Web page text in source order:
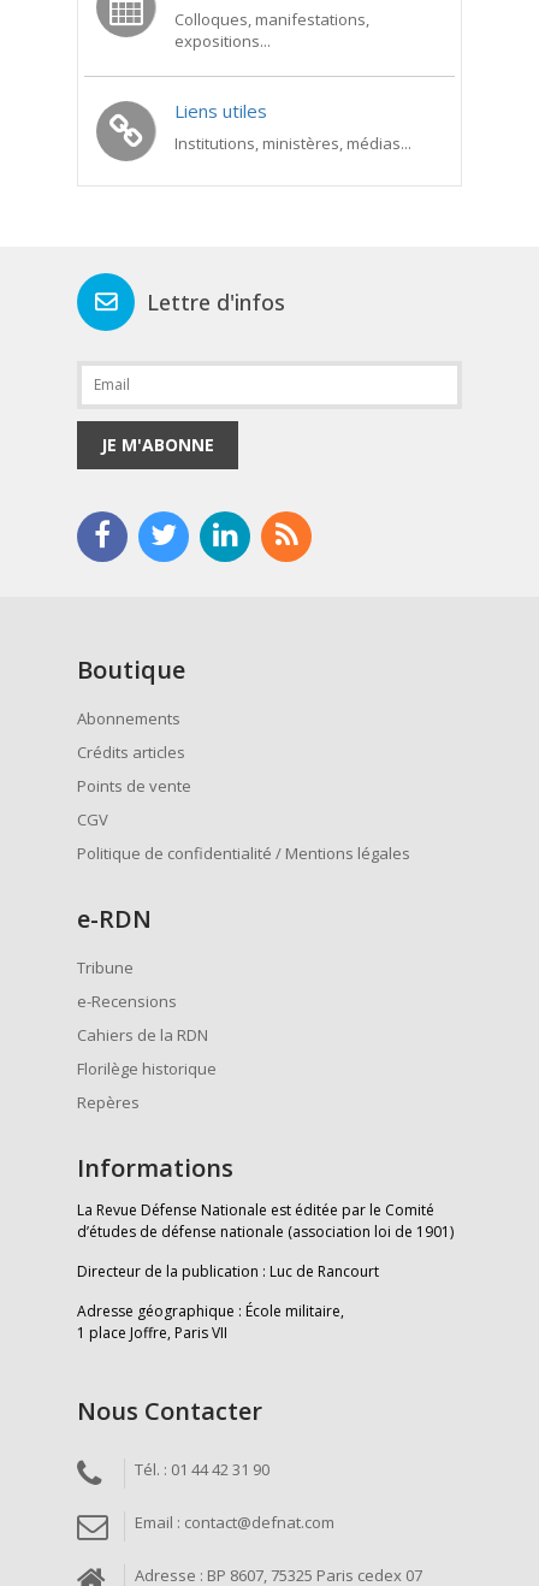
Colloques, manifestations,
expositions...
Liens utiles
Institutions, ministères, médias...
Lettre d'infos
JE M'ABONNE
Boutique
Abonnements
Crédits articles
Points de vente
CGV
Politique de confidentialité / Mentions légales
e-RDN
Tribune
e-Recensions
Cahiers de la RDN
Florilège historique
Repères
Informations
La Revue Défense Nationale est éditée par le Comité
d’études de défense nationale (association loi de 1901)
Directeur de la publication : Luc de Rancourt
Adresse géographique : École militaire,
1 place Joffre, Paris VII
Nous Contacter
Tél. : 01 44 42 31 90
Email : contact@defnat.com
Adresse : BP 8607, 75325 Paris cedex 07